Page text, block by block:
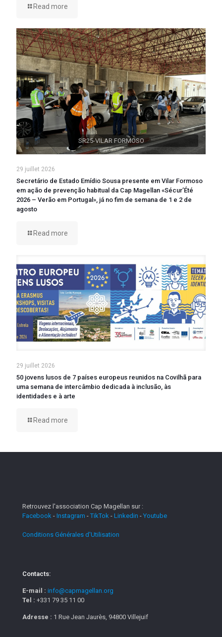
Read more
SR25-VILAR FORMOSO
29 juillet 2026
Secretário de Estado Emídio Sousa presente em Vilar Formoso
em ação de prevenção habitual da Cap Magellan «Sécur’Été
2026 – Verão em Portugal», já no fim de semana de 1 e 2 de
agosto
Read more
29 juillet 2026
50 jovens lusos de 7 países europeus reunidos na Covilhã para
uma semana de intercâmbio dedicada à inclusão, às
identidades e à arte
Read more
Retrouvez l'association Cap Magellan sur :
Facebook - Instagram -TikTok - Linkedin - Youtube
Conditions Générales d'Utilisation
Contacts:
E-mail : info@capmagellan.org
Tel : +331 79 35 11 00
Adresse : 1 Rue Jean Jaurès, 94800 Villejuif